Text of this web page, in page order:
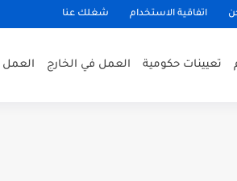
اتفاقية الاستخدام شغلك عنا
تعيينات حكومية العمل في الخارج العمل